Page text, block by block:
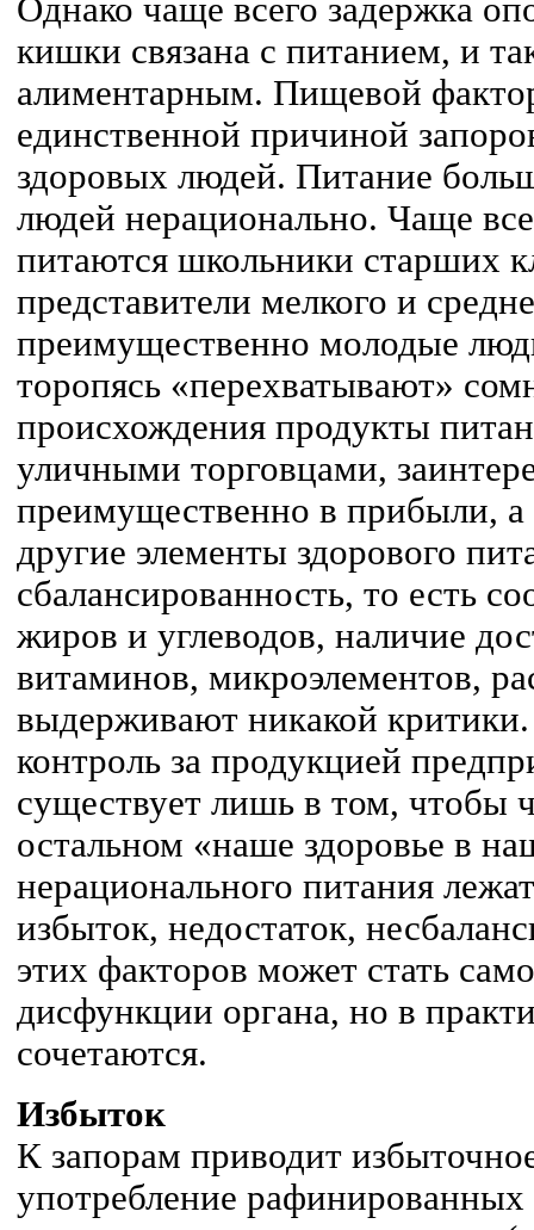
Однако чаще всего задержка
кишки связана с питанием, и
алиментарным. Пищевой
единственной причиной
здоровых людей. Питание
людей нерационально. Чаще
питаются школьники старших
представители мелкого и
преимущественно молодые
торопясь «перехватывают»
происхождения продукты
уличными торговцами,
преимущественно в прибыли, а
другие элементы здорового
сбалансированность, то есть
жиров и углеводов, наличие
витаминов, микроэлементов,
выдерживают никакой
контроль за продукцией
существует лишь в том, чтобы
остальном «наше здоровье в
нерационального питания
избыток, недостаток,
этих факторов может стать
дисфункции органа, но в
сочетаются.
Избыток
К запорам приводит
употребление